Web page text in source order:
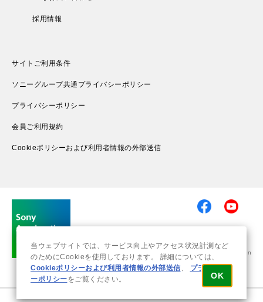
採用情報
サイトご利用条件
ソニーグループ共通プライバシーポリシー
プライバシーポリシー
会員ご利用規約
Cookieポリシーおよび利用者情報の外部送信
© 2019-2026 Sony Group Corporation
当ウェブサイトでは、サービス向上やアクセス状況計測など
のためにCookieを使用しております。 詳細については、
Cookieポリシーおよび利用者情報の外部送信、
プライバシ
ーポリシーをご覧ください。 OK